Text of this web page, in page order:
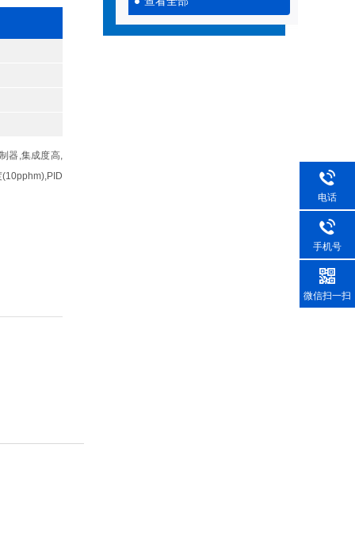
器,集成度高,
电话
手机号
微信扫一扫